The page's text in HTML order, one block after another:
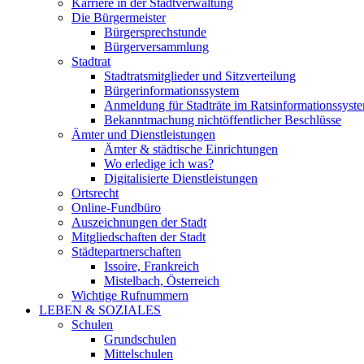
Karriere in der Stadtverwaltung
Die Bürgermeister
Bürgersprechstunde
Bürgerversammlung
Stadtrat
Stadtratsmitglieder und Sitzverteilung
Bürgerinformationssystem
Anmeldung für Stadträte im
Bekanntmachung nichtöffentlicher Beschlüsse
Ämter und Dienstleistungen
Ämter & städtische Einrichtungen
Wo erledige ich was?
Digitalisierte Dienstleistungen
Ortsrecht
Online-Fundbüro
Auszeichnungen der Stadt
Mitgliedschaften der Stadt
Städtepartnerschaften
Issoire, Frankreich
Mistelbach, Österreich
Wichtige Rufnummern
LEBEN & SOZIALES
Schulen
Grundschulen
Mittelschulen